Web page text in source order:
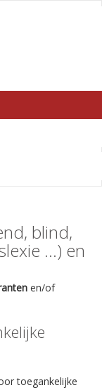
blind,
...) en
en/of
toegankelijke